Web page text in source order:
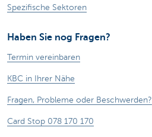
Spezifische Sektoren
Haben Sie nog Fragen?
Termin vereinbaren
KBC in Ihrer Nähe
Fragen, Probleme oder Beschwerden?
Card Stop 078 170 170